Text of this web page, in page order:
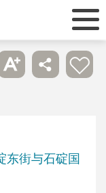
东街与石碇国